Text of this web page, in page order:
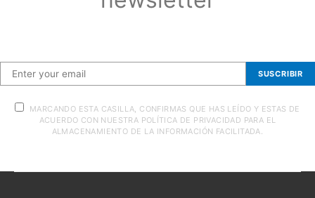
SUSCRIBIR
MARCANDO ESTA CASILLA, CONFIRMAS QUE HAS LEÍDO Y ESTAS DE
ACUERDO CON NUESTRA POLÍTICA DE PRIVACIDAD PARA EL
ALMACENAMIENTO DE LA INFORMACIÓN FACILITADA.